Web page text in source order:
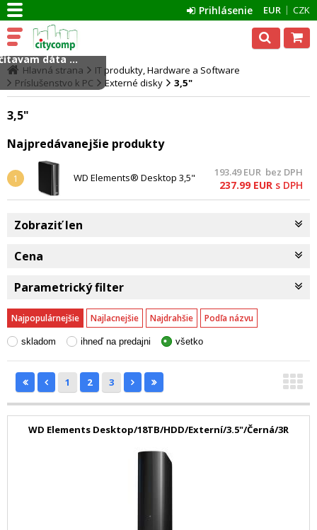
EUR CZK
Prihlásenie
Hlavná strana
IT produkty, Hardware a Software
Príslušenstvo k PC
Externé disky 3,5"
3,5"
Najpredávanejšie produkty
1
WD Elements® Desktop 3,5"
čierny
193.49EUR bez DPH
237.99 EUR s DPH
Zobraziť len
Cena
Parametrický filter
Najpopulárnejšie Najlacnejšie Najdrahšie Podľa názvu
skladom ihneď na predajni všetko
1 2 3
WD Elements Desktop/18TB/HDD/Externí/3.5"/Černá/3R
dáta ...